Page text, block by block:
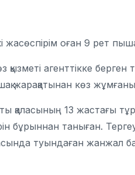
жасөспірім оған 9 рет
агенттікке берген
жарақатынан көз
қаласының 13 жастағы
бұрыннан таныған.
туындаған жанжал